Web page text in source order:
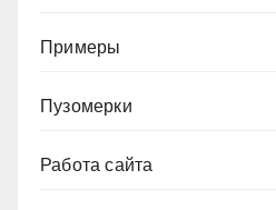
Примеры
Пузомерки
Работа сайта